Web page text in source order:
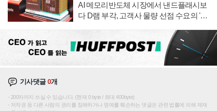
AI 메모리반도체 시장에서 낸드플래시보
다 D램 부각, 고객사 물량 선점 수요의 '우
기사댓글0개
200자까지 쓰실 수 있습니다. (현재 0 byte / 최대 400byte)
저작권 등 다른 사람의 권리를 침해하거나 명예를 훼손하는 댓글은 관련 법률에 의해 제재